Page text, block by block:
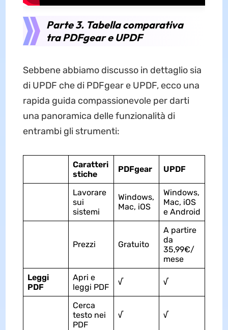
Parte 3. Tabella comparativa
tra PDFgear e UPDF
Sebbene abbiamo discusso in dettaglio sia
di UPDF che di PDFgear e UPDF, ecco una
rapida guida compassionevole per darti
una panoramica delle funzionalità di
entrambi gli strumenti:
Caratteri
stiche
PDFgear UPDF
Lavorare
sui
sistemi
Windows,
Mac, iOS
Windows,
Mac, iOS
e Android
Prezzi Gratuito
A partire
da
35,99€/
mese
Leggi
PDF
Apri e
leggi PDF
√ √
Cerca
testo nei
PDF
√ √